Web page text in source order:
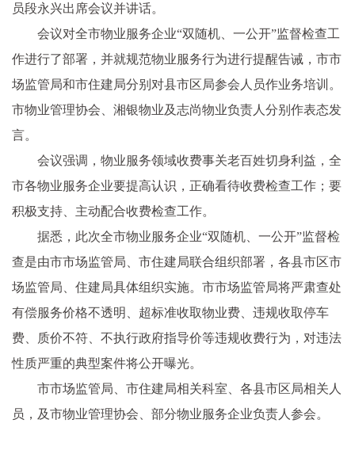
员段永兴出席会议并讲话。
会议对全市物业服务企业“双随机、一公开”监督检查工
作进行了部署，并就规范物业服务行为进行提醒告诫，市市
场监管局和市住建局分别对县市区局参会人员作业务培训。
市物业管理协会、湘银物业及志尚物业负责人分别作表态发
言。
会议强调，物业服务领域收费事关老百姓切身利益，全
市各物业服务企业要提高认识，正确看待收费检查工作；要
积极支持、主动配合收费检查工作。
据悉，此次全市物业服务企业“双随机、一公开”监督检
查是由市市场监管局、市住建局联合组织部署，各县市区市
场监管局、住建局具体组织实施。市市场监管局将严肃查处
有偿服务价格不透明、超标准收取物业费、违规收取停车
费、质价不符、不执行政府指导价等违规收费行为，对违法
性质严重的典型案件将公开曝光。
市市场监管局、市住建局相关科室、各县市区局相关人
员，及市物业管理协会、部分物业服务企业负责人参会。